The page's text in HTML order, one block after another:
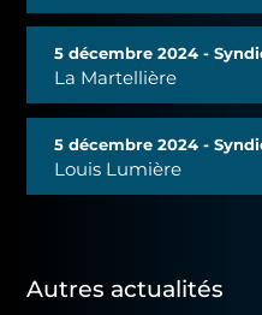
5 décembre 2024 -
La Martellière
5 décembre 2024 -
Louis Lumière
Autres actualités